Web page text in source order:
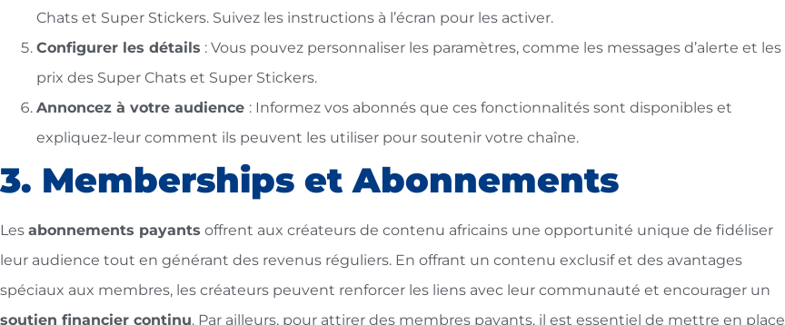
Chats et Super Stickers. Suivez les instructions à l’écran pour les activer.
Configurer les détails : Vous pouvez personnaliser les paramètres, comme les messages d’alerte et les
prix des Super Chats et Super Stickers.
Annoncez à votre audience : Informez vos abonnés que ces fonctionnalités sont disponibles et
expliquez-leur comment ils peuvent les utiliser pour soutenir votre chaîne.
3. Memberships et Abonnements
Les abonnements payants offrent aux créateurs de contenu africains une opportunité unique de fidéliser
leur audience tout en générant des revenus réguliers. En offrant un contenu exclusif et des avantages
spéciaux aux membres, les créateurs peuvent renforcer les liens avec leur communauté et encourager un
soutien financier continu. Par ailleurs, pour attirer des membres payants, il est essentiel de mettre en place